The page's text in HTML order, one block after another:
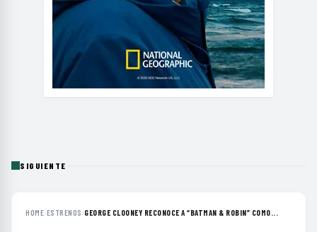
SIGUIENTE
HOME›ESTRENOS ›GEORGE CLOONEY RECONOCE A “BATMAN & ROBIN” COMO...